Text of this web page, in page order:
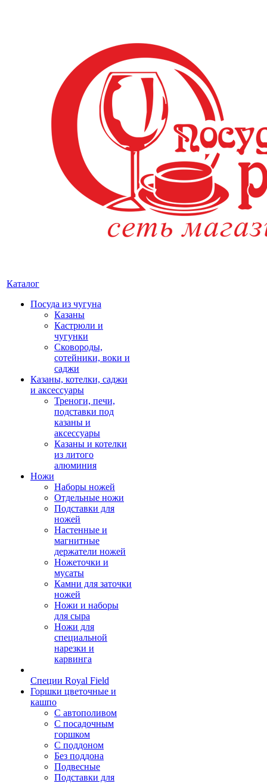
Каталог
Посуда из чугуна
Казаны
Кастрюли и
чугунки
Сковороды,
сотейники, воки и
саджи
Казаны, котелки, саджи
и аксессуары
Треноги, печи,
подставки под
казаны и
аксессуары
Казаны и котелки
из литого
алюминия
Ножи
Наборы ножей
Отдельные ножи
Подставки для
ножей
Настенные и
магнитные
держатели ножей
Ножеточки и
мусаты
Камни для заточки
ножей
Ножи и наборы
для сыра
Ножи для
специальной
нарезки и
карвинга
Специи Royal Field
Горшки цветочные и
кашпо
С автополивом
С посадочным
горшком
С поддоном
Без поддона
Подвесные
Подставки для